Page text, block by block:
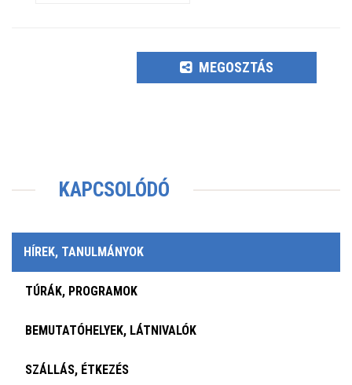
MEGOSZTÁS
KAPCSOLÓDÓ
HÍREK, TANULMÁNYOK
TÚRÁK, PROGRAMOK
BEMUTATÓHELYEK, LÁTNIVALÓK
SZÁLLÁS, ÉTKEZÉS